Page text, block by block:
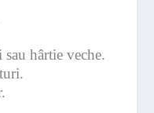
hârtie veche.